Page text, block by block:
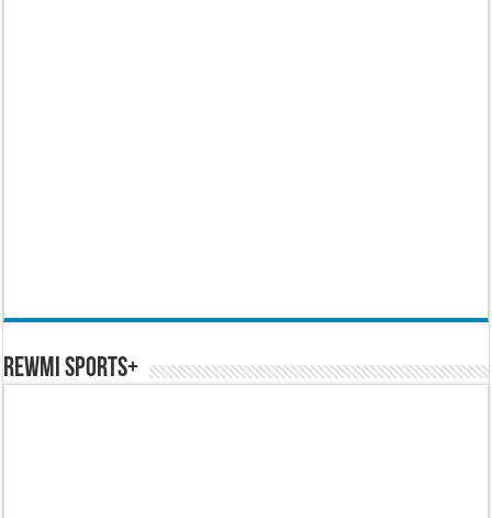
REWMI SPORTS+